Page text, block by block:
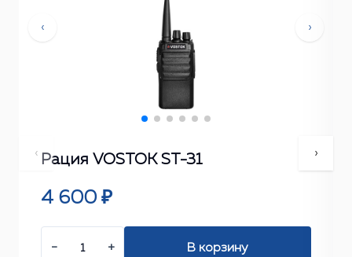
‹ ›
Рация VOSTOK ST-31
4 600 ₽
− + В корзину
‹ ›